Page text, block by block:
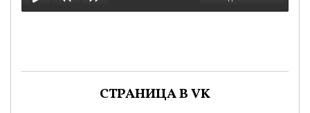
СТРАНИЦА В VK